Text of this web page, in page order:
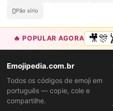
🫜Pão sírio
🔥 POPULAR AGORA
Emojipedia.com.br
Todos os códigos de emoji em
português — copie, cole e
compartilhe.